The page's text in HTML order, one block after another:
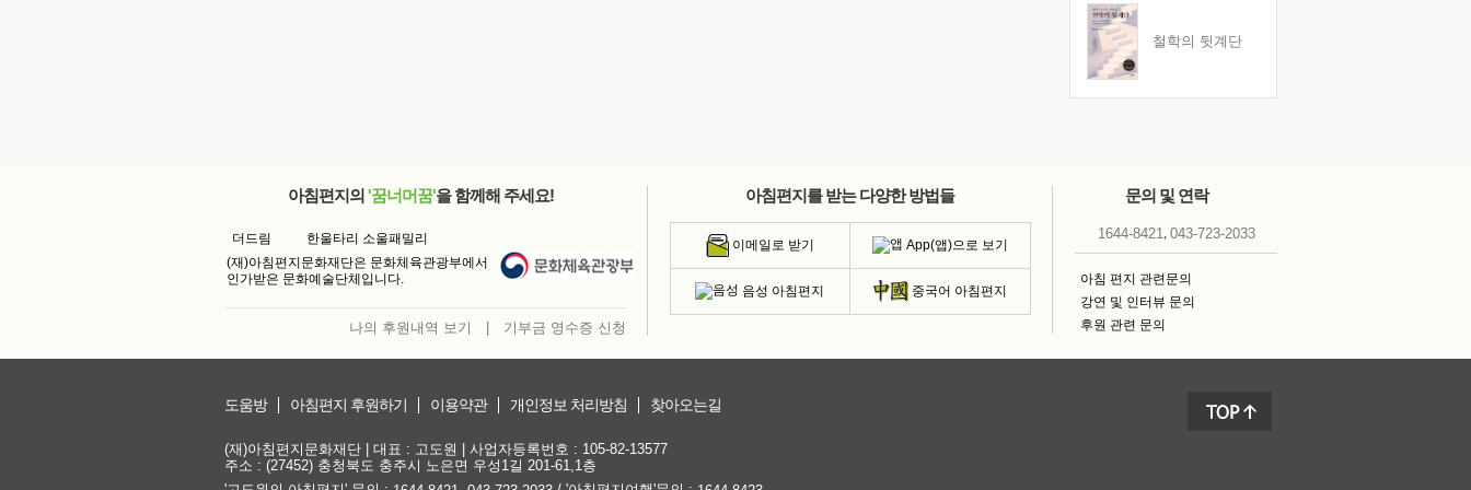
철학의 뒷계단
아침편지의 '꿈너머꿈'을 함께해 주세요!
더드림
한울타리 소울패밀리
(재)아침편지문화재단은 문화체육관광부에서
인가받은 문화예술단체입니다.
나의 후원내역 보기 기부금 영수증 신청
아침편지를 받는 다양한 방법들
이메일로 받기 App(앱)으로 보기
음성 아침편지 중국어 아침편지
문의 및 연락
1644-8421, 043-723-2033
아침 편지 관련문의
강연 및 인터뷰 문의
후원 관련 문의
도움방 아침편지 후원하기 이용약관 개인정보 처리방침 찾아오는길
(재)아침편지문화재단 | 대표 : 고도원 | 사업자등록번호 : 105-82-13577
주소 : (27452) 충청북도 충주시 노은면 우성1길 201-61,1층